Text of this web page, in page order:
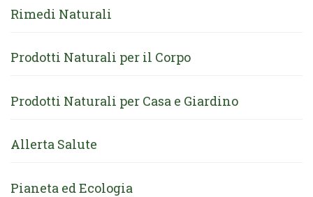
Rimedi Naturali
Prodotti Naturali per il Corpo
Prodotti Naturali per Casa e Giardino
Allerta Salute
Pianeta ed Ecologia